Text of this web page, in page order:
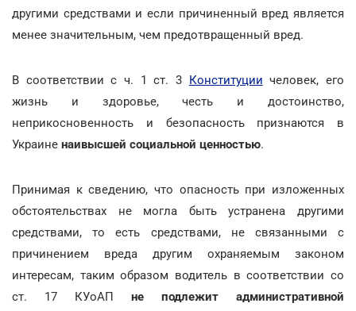
другими средствами и если причиненный вред является
менее значительным, чем предотвращенный вред.
В соответствии с ч. 1 ст. 3 Конституции человек, его
жизнь и здоровье, честь и достоинство,
неприкосновенность и безопасность признаются в
Украине наивысшей социальной ценностью.
Принимая к сведению, что опасность при изложенных
обстоятельствах не могла быть устранена другими
средствами, то есть средствами, не связанными с
причинением вреда другим охраняемым законом
интересам, таким образом водитель в соответствии со
ст. 17 КУоАП не подлежит административной